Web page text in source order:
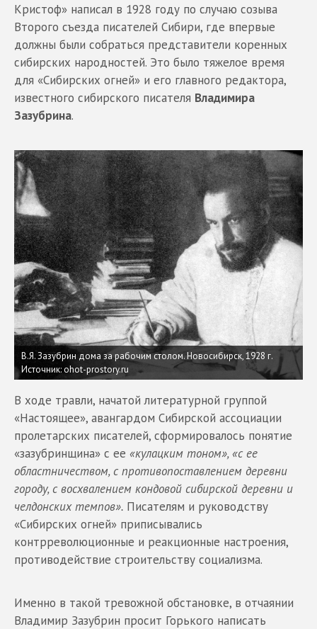
Кристоф» написал в 1928 году по случаю созыва
Второго съезда писателей Сибири, где впервые
должны были собраться представители коренных
сибирских народностей. Это было тяжелое время
для «Сибирских огней» и его главного редактора,
известного сибирского писателя Владимира
Зазубрина.
В.Я. Зазубрин дома за рабочим столом. Новосибирск, 1928 г.
Источник: ohot-prostory.ru
В ходе травли, начатой литературной группой
«Настоящее», авангардом Сибирской ассоциации
пролетарских писателей, сформировалось понятие
«зазубринщина» с ее «кулацким тоном», «с ее
областничеством, с противопоставлением деревни
городу, с восхвалением кондовой сибирской деревни и
челдонских темпов». Писателям и руководству
«Сибирских огней» приписывались
контрреволюционные и реакционные настроения,
противодействие строительству социализма.
Именно в такой тревожной обстановке, в отчаянии
Владимир Зазубрин просит Горького написать